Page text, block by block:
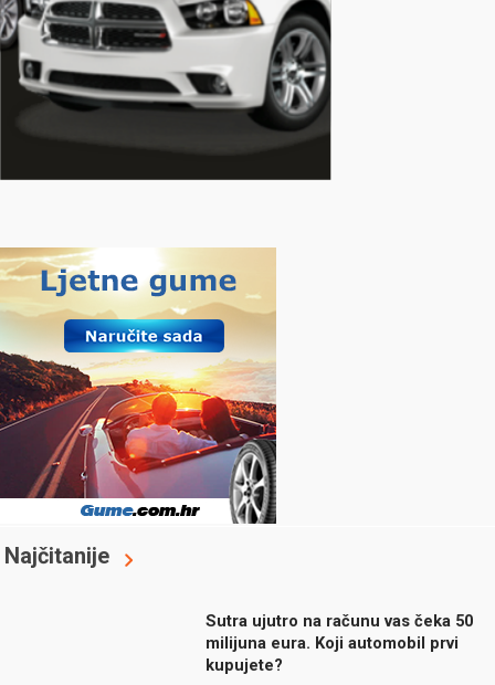
Najčitanije
Sutra ujutro na računu vas čeka 50
milijuna eura. Koji automobil prvi
kupujete?